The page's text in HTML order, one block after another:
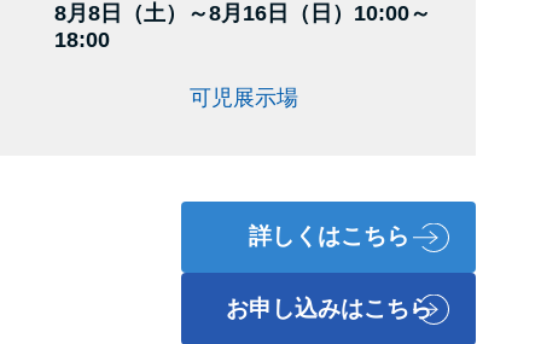
8月8日（土）～8月16日（日）10:00～
18:00
可児展示場
詳しくはこちら
お申し込みはこちら